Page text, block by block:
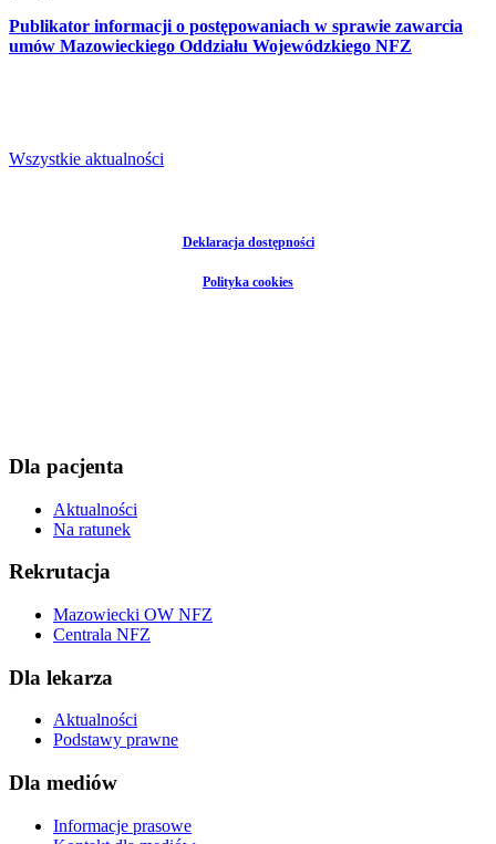
Publikator informacji o postępowaniach w sprawie zawarcia
umów Mazowieckiego Oddziału Wojewódzkiego NFZ
Wszystkie aktualności
Deklaracja dostępności
Polityka cookies
Dla pacjenta
Aktualności
Na ratunek
Rekrutacja
Mazowiecki OW NFZ
Centrala NFZ
Dla lekarza
Aktualności
Podstawy prawne
Dla mediów
Informacje prasowe